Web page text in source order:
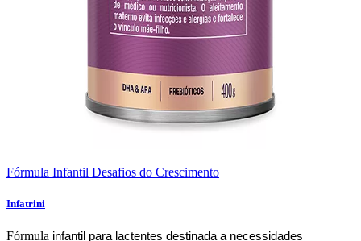
Fórmula Infantil Desafios do Crescimento
Infatrini
Fórmula infantil para lactentes destinada a necessidades